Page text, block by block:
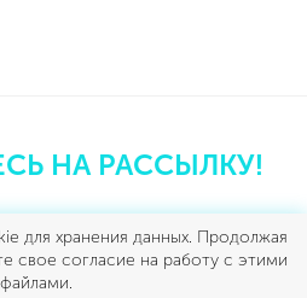
НА РАССЫЛКУ!
для хранения данных. Продолжая
свое согласие на работу с этими
файлами.